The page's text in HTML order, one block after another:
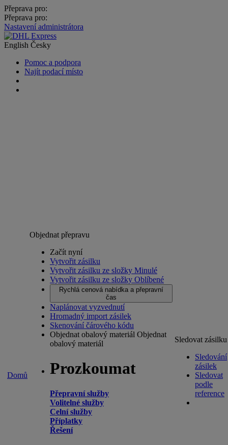
Přeprava pro:
Přeprava pro:
Nastavení administrátora
English Česky
Pomoc a podpora
Najít podací místo
Domů
Objednat přepravu
Začít nyní
Vytvořit zásilku
Vytvořit zásilku ze složky Minulé
Vytvořit zásilku ze složky Oblíbené
Rychlá cenová nabídka a přepravní
čas
Naplánovat vyzvednutí
Hromadný import zásilek
Skenování čárového kódu
Objednat obalový materiál Objednat
obalový materiál
Prozkoumat
Přepravní služby
Volitelné služby
Celní služby
Příplatky
Řešení
Sledovat zásilku
Sledování
zásilek
Sledovat
podle
reference